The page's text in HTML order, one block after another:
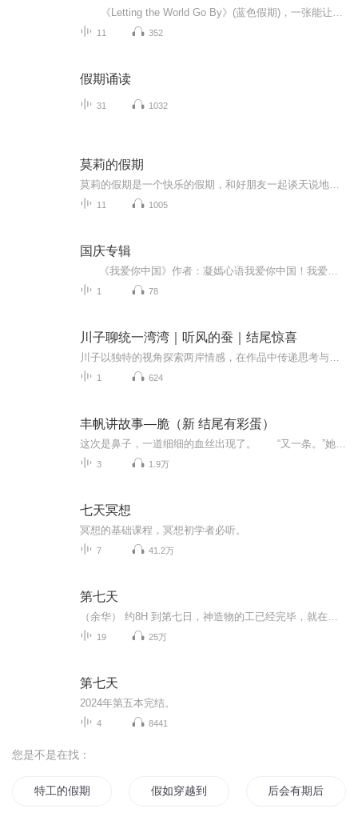
11 352
假期诵读
31 1032
莫莉的假期
11 1005
国庆专辑
1 78
川子聊统一湾湾｜听风的蚕｜结尾惊喜
1 624
丰帆讲故事—脆（新 结尾有彩蛋）
3 1.9万
七天冥想
冥想的基础课程，冥想初学者必听。
7 41.2万
第七天
19 25万
第七天
2024年第五本完结。
4 8441
您是不是在找：
特工的假期 假如穿越到自己的渣作 后会有期后会有期